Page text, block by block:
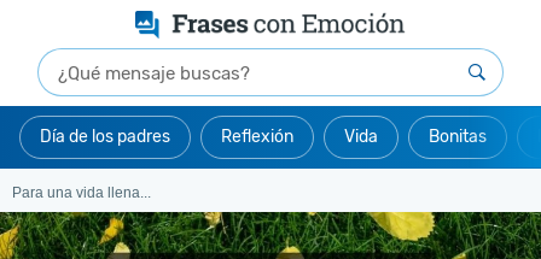
Día de los padres Reflexión Vida Bonitas
Para una vida llena...